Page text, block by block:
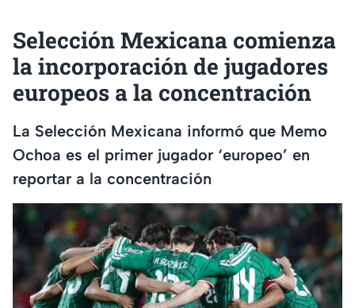
Selección Mexicana comienza
la incorporación de jugadores
europeos a la concentración
La Selección Mexicana informó que Memo
Ochoa es el primer jugador ‘europeo’ en
reportar a la concentración